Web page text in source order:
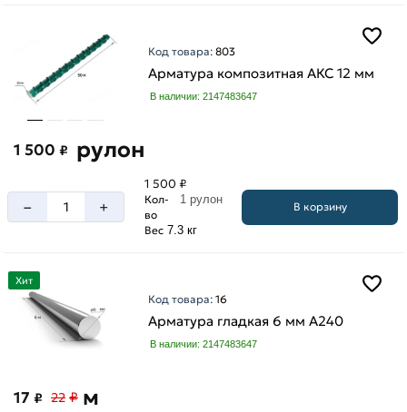
Код товара:803
Арматура композитная АКС 12 мм
В наличии: 2147483647
1 500 ₽ рулон
– +
1 500 ₽
Кол-
во
1 рулон
Вес 7.3 кг
В корзину
Хит
Код товара:16
Арматура гладкая 6 мм A240
В наличии: 2147483647
17 ₽ 22 ₽ м